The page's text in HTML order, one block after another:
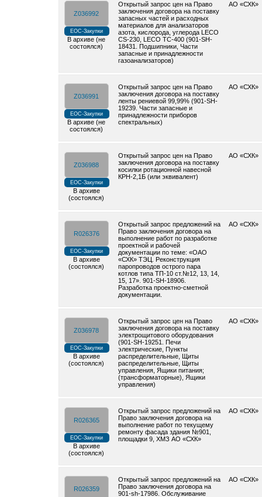
Z036992
ЕОС-Закупки
В архиве (не
состоялся)
Открытый запрос цен на Право
заключения договора на поставку
запасных частей и расходных
материалов для анализаторов
азота, кислорода, углерода LECO
CS-230, LECO TC-400 (901-SH-
18431. Подшипники, Части
запасные и принадлежности
газоанализаторов)
АО «СХК»
Z036991
ЕОС-Закупки
В архиве (не
состоялся)
Открытый запрос цен на Право
заключения договора на поставку
ленты рениевой 99,99% (901-SH-
19239. Части запасные и
принадлежности приборов
спектральных)
АО «СХК»
Z036988
ЕОС-Закупки
В архиве
(состоялся)
Открытый запрос цен на Право
заключения договора на поставку
косилки ротационной навесной
КРН-2,1Б (или эквивалент)
АО «СХК»
R026376
ЕОС-Закупки
В архиве
(состоялся)
Открытый запрос предложений на
Право заключения договора на
выполнение работ по разработке
проектной и рабочей
документации по теме: «ОАО
«СХК» ТЭЦ. Реконструкция
паропроводов острого пара
котлов типа ТП-10 ст.№12, 13, 14,
15, 17». 901-SH-18906.
Разработка проектно-сметной
документации.
АО «СХК»
Z036978
ЕОС-Закупки
В архиве
(состоялся)
Открытый запрос цен на Право
заключения договора на поставку
электрощитового оборудования
(901-SH-19251. Печи
электрические, Пункты
распределительные, Щиты
распределительные, Щиты
управления, Ящики питания;
(трансформаторные), Ящики
управления)
АО «СХК»
R026365
ЕОС-Закупки
В архиве
(состоялся)
Открытый запрос предложений на
Право заключения договора на
выполнение работ по текущему
ремонту фасада здания №901,
площадки 9, ХМЗ АО «СХК»
АО «СХК»
R026359
Открытый запрос предложений на
Право заключения договора на
901-sh-17986. Обслуживание
АО «СХК»